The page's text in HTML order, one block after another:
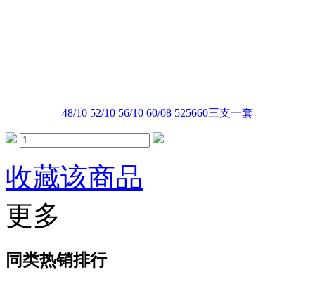
48/10 52/10 56/10 60/08 525660三支一套
收藏该商品
更多
同类热销排行